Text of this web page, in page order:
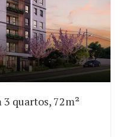
quartos, 72m²